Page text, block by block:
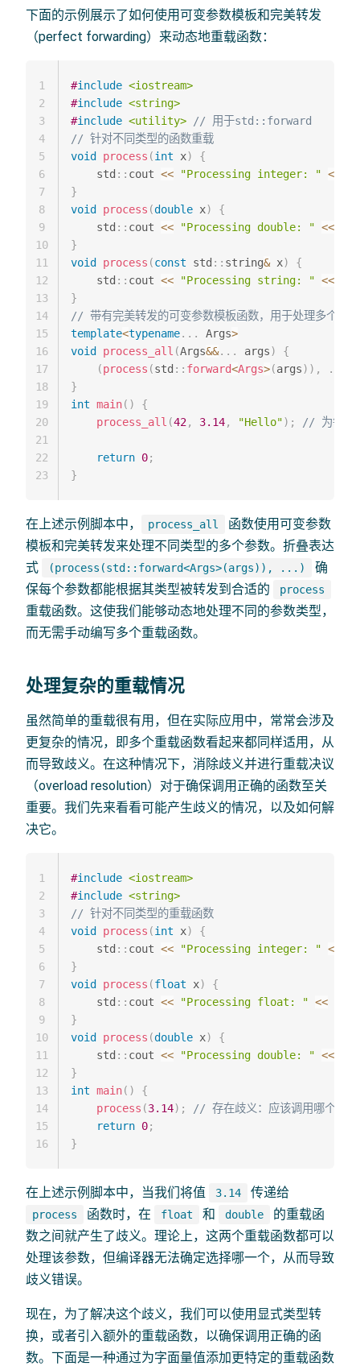
下面的示例展示了如何使用可变参数模板和完美转发
（perfect forwarding）来动态地重载函数：
#include <iostream>
#include <string>
#include <utility>
// 用于std::forward
// 针对不同类型的函数重载
void process (int x)
{
    std
:: cout << "Processing integer: " <<
}
void process (double x)
{
    std
:: cout << "Processing double: " <<
}
void process (const std :: string& x)
{
    std
:: cout << "Processing string: " <<
}
// 带有完美转发的可变参数模板函数，用于处理多个参数
template<typename. . . Args>
void process_all (Args&&. . . args)
{
(process (std :: forward<Args>(args) ) , .
}
int main( )
{
process_all (42, 3.14, "Hello") ; // 为每个
return 0;
}
1
2
3
4
5
6
7
8
9
10
11
12
13
14
15
16
17
18
19
20
21
22
23
在上述示例脚本中， process_all
函数使用可变参数
模板和完美转发来处理不同类型的多个参数。折叠表达
式
(process(std::forward<Args>(args)), ...)
确
保每个参数都能根据其类型被转发到合适的
process
重载函数。这使我们能够动态地处理不同的参数类型，
而无需手动编写多个重载函数。
处理复杂的重载情况
虽然简单的重载很有用，但在实际应用中，常常会涉及
更复杂的情况，即多个重载函数看起来都同样适用，从
而导致歧义。在这种情况下，消除歧义并进行重载决议
（overload resolution）对于确保调用正确的函数至关
重要。我们先来看看可能产生歧义的情况，以及如何解
决它。
#include <iostream>
#include <string>
// 针对不同类型的重载函数
void process (int x)
{
    std
:: cout << "Processing integer: " <<
}
void process (float x)
{
    std
:: cout << "Processing float: " <<
}
void process (double x)
{
    std
:: cout << "Processing double: " <<
}
int main( )
{
process (3.14) ;
// 存在歧义：应该调用哪个重载
return 0;
}
1
2
3
4
5
6
7
8
9
10
11
12
13
14
15
16
在上述示例脚本中，当我们将值 3.14 传递给
process 函数时，在 float 和 double
的重载函
数之间就产生了歧义。理论上，这两个重载函数都可以
处理该参数，但编译器无法确定选择哪一个，从而导致
歧义错误。
现在，为了解决这个歧义，我们可以使用显式类型转
换，或者引入额外的重载函数，以确保调用正确的函
数。下面是一种通过为字面量值添加更特定的重载函数